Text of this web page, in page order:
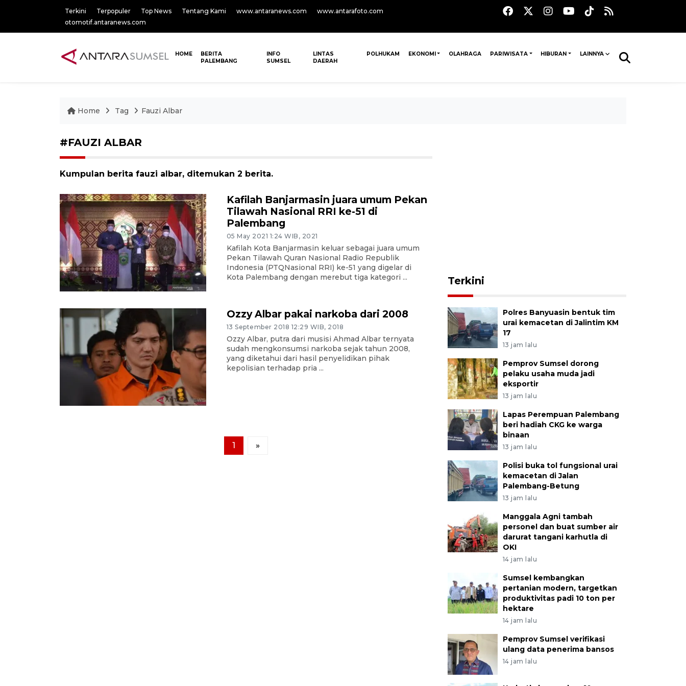
Terkini Terpopuler Top News Tentang Kami www.antaranews.com
www.antarafoto.com
otomotif.antaranews.com
HOME
BERITA
PALEMBANG
INFO
SUMSEL
LINTAS
DAERAH
POLHUKAM EKONOMI OLAHRAGA PARIWISATA HIBURAN LAINNYA
Home Tag Fauzi Albar
#FAUZI ALBAR
Kumpulan berita fauzi albar, ditemukan 2 berita.
Kafilah Banjarmasin juara umum Pekan
Tilawah Nasional RRI ke-51 di
Palembang
05 May 2021 1:24 WIB, 2021
Kafilah Kota Banjarmasin keluar sebagai juara umum
Pekan Tilawah Quran Nasional Radio Republik
Indonesia (PTQNasional RRI) ke-51 yang digelar di
Kota Palembang dengan merebut tiga kategori ...
Ozzy Albar pakai narkoba dari 2008
13 September 2018 12:29 WIB, 2018
Ozzy Albar, putra dari musisi Ahmad Albar ternyata
sudah mengkonsumsi narkoba sejak tahun 2008,
yang diketahui dari hasil penyelidikan pihak
kepolisian terhadap pria ...
1 »
Terkini
Polres Banyuasin bentuk tim
urai kemacetan di Jalintim KM
17
13 jam lalu
Pemprov Sumsel dorong
pelaku usaha muda jadi
eksportir
13 jam lalu
Lapas Perempuan Palembang
beri hadiah CKG ke warga
binaan
13 jam lalu
Polisi buka tol fungsional urai
kemacetan di Jalan
Palembang-Betung
13 jam lalu
Manggala Agni tambah
personel dan buat sumber air
darurat tangani karhutla di
OKI
14 jam lalu
Sumsel kembangkan
pertanian modern, targetkan
produktivitas padi 10 ton per
hektare
14 jam lalu
Pemprov Sumsel verifikasi
ulang data penerima bansos
14 jam lalu